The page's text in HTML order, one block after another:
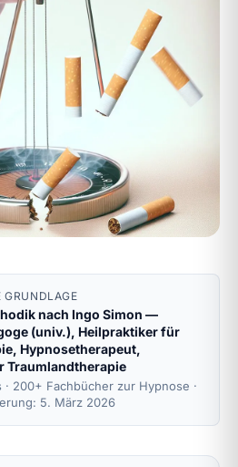
GRUNDLAGE
nach Ingo Simon —
(univ.), Heilpraktiker für
Hypnosetherapeut,
Traumlandtherapie
· 200+ Fachbücher zur Hypnose ·
5. März 2026